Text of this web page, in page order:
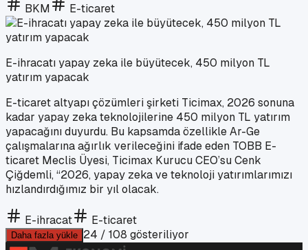
BKM E-ticaret
E-ihracatı yapay zeka ile büyütecek, 450 milyon TL
yatırım yapacak
E-ticaret altyapı çözümleri şirketi Ticimax, 2026 sonuna
kadar yapay zeka teknolojilerine 450 milyon TL yatırım
yapacağını duyurdu. Bu kapsamda özellikle Ar-Ge
çalışmalarına ağırlık verileceğini ifade eden TOBB E-
ticaret Meclis Üyesi, Ticimax Kurucu CEO’su Cenk
Çiğdemli, “2026, yapay zeka ve teknoloji yatırımlarımızı
hızlandırdığımız bir yıl olacak.
E-ihracat E-ticaret
Daha fazla yükle 24 / 108 gösteriliyor